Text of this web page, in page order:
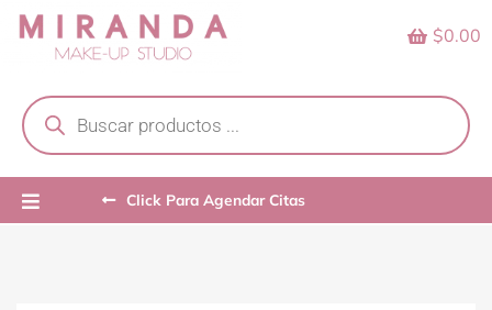
Skip
search
$0.00
Click Para Agendar Citas